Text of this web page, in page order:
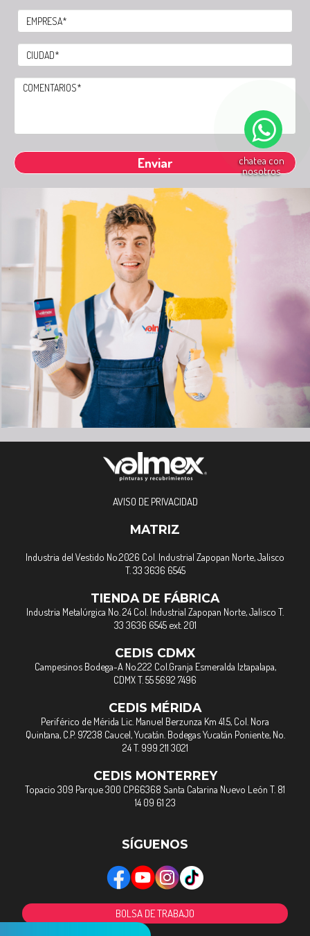
chatea con
nosotros
AVISO DE PRIVACIDAD
MATRIZ
Industria del Vestido No.2026 Col. Industrial Zapopan Norte, Jalisco
T. 33 3636 6545
TIENDA DE FÁBRICA
Industria Metalúrgica No. 24 Col. Industrial Zapopan Norte, Jalisco T.
33 3636 6545 ext. 201
CEDIS CDMX
Campesinos Bodega-A No.222 Col.Granja Esmeralda Iztapalapa,
CDMX T. 55 5692 7496
CEDIS MÉRIDA
Periférico de Mérida Lic. Manuel Berzunza Km 41.5, Col. Nora
Quintana, C.P. 97238 Caucel, Yucatán. Bodegas Yucatán Poniente, No.
24 T. 999 211 3021
CEDIS MONTERREY
Topacio 309 Parque 300 CP.66368 Santa Catarina Nuevo León T. 81
14 09 61 23
SÍGUENOS
BOLSA DE TRABAJO